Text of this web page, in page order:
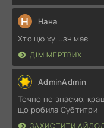
Н Нана
Хто цю ху....знімає
ДІМ МЕРТВИХ
AdminAdmin
Точно не знаємо,
що робила Субтитри
ЗАХИСТИТИ